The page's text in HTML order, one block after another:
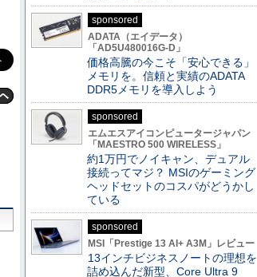
sponsored
ADATA（エイデータ）
「AD5U480016G-D」
価格高騰の今こそ「安心できる」
メモリを。信頼と実績のADATA
DDR5メモリを導入しよう
sponsored
エムエスアイコンピュータージャパン
「MAESTRO 500 WIRELESS」
約1万円でノイキャン、デュアル
接続ってマジ？ MSIのゲーミング
ヘッドセットのコスパがどうかし
ている
sponsored
MSI「Prestige 13 AI+ A3M」レビュー
13インチビジネスノートの理想を
詰め込んだ新型、Core Ultra 9